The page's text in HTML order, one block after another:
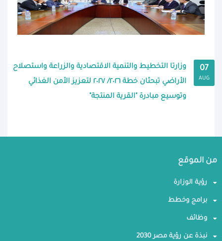
07
AUG
وزارتا التخطيط والتنمية الاقتصادية والزراعة واستصلاح
الأراضي تبحثان خطة ٢٠٢٦/ ٢٠٢٧ لتعزيز الأمن الغذائي
وتوسيع مبادرة "القرية المنتجة"
من الموقع
رؤية الوزارة
برامج وخطط
وظائف
نبذة عن رؤية مصر 2030